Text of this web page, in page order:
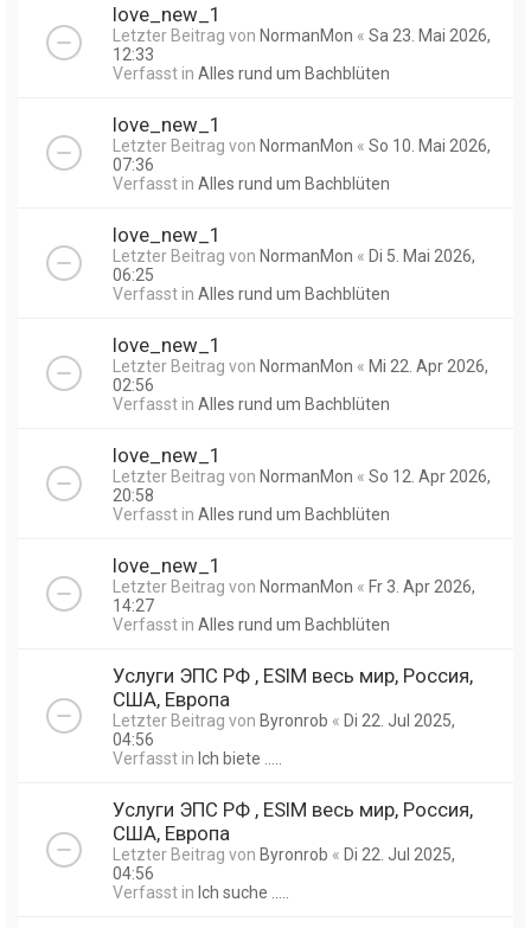
love_new_1
Letzter Beitrag von NormanMon « Sa 23. Mai 2026,
12:33
Verfasst in Alles rund um Bachblüten
love_new_1
Letzter Beitrag von NormanMon « So 10. Mai 2026,
07:36
Verfasst in Alles rund um Bachblüten
love_new_1
Letzter Beitrag von NormanMon « Di 5. Mai 2026,
06:25
Verfasst in Alles rund um Bachblüten
love_new_1
Letzter Beitrag von NormanMon « Mi 22. Apr 2026,
02:56
Verfasst in Alles rund um Bachblüten
love_new_1
Letzter Beitrag von NormanMon « So 12. Apr 2026,
20:58
Verfasst in Alles rund um Bachblüten
love_new_1
Letzter Beitrag von NormanMon « Fr 3. Apr 2026,
14:27
Verfasst in Alles rund um Bachblüten
Услуги ЭПС РФ , ESIM весь мир, Россия,
США, Европа
Letzter Beitrag von Byronrob « Di 22. Jul 2025,
04:56
Verfasst in Ich biete .....
Услуги ЭПС РФ , ESIM весь мир, Россия,
США, Европа
Letzter Beitrag von Byronrob « Di 22. Jul 2025,
04:56
Verfasst in Ich suche .....